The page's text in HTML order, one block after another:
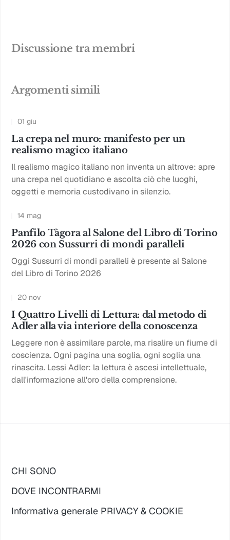
Discussione tra membri
Argomenti simili
01 giu
La crepa nel muro: manifesto per un
realismo magico italiano
Il realismo magico italiano non inventa un altrove: apre
una crepa nel quotidiano e ascolta ciò che luoghi,
oggetti e memoria custodivano in silenzio.
14 mag
Panfilo Tàgora al Salone del Libro di Torino
2026 con Sussurri di mondi paralleli
Oggi Sussurri di mondi paralleli è presente al Salone
del Libro di Torino 2026
20 nov
I Quattro Livelli di Lettura: dal metodo di
Adler alla via interiore della conoscenza
Leggere non è assimilare parole, ma risalire un fiume di
coscienza. Ogni pagina una soglia, ogni soglia una
rinascita. Lessi Adler: la lettura è ascesi intellettuale,
dall'informazione all'oro della comprensione.
CHI SONO
DOVE INCONTRARMI
Informativa generale PRIVACY & COOKIE